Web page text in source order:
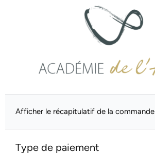
Afficher le récapitulatif de la commande
Type de paiement